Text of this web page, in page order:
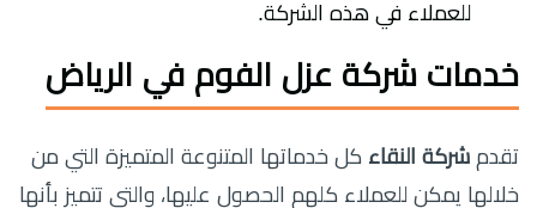
للعملاء في هذه الشركة.
خدمات شركة عزل الفوم في الرياض
تقدم شركة النقاء كل خدماتها المتنوعة المتميزة التي من
خلالها يمكن للعملاء كلهم الحصول عليها، والتي تتميز بأنها